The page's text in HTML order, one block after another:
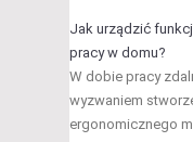
Jak urządzić
pracy w domu?
W dobie pracy
wyzwaniem
ergonomicznego